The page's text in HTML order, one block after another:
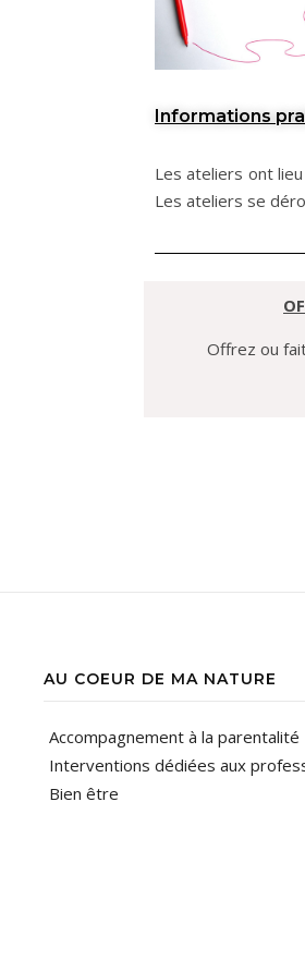
Informations
Les ateliers ont
Les ateliers se
Offrez ou
AU COEUR DE MA NATURE
Accompagnement à la parentalité
Interventions dédiées aux
Bien être